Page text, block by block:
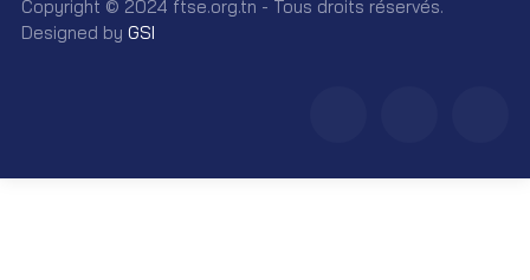
Copyright © 2024 ftse.org.tn - Tous droits réservés.
Designed by GSI